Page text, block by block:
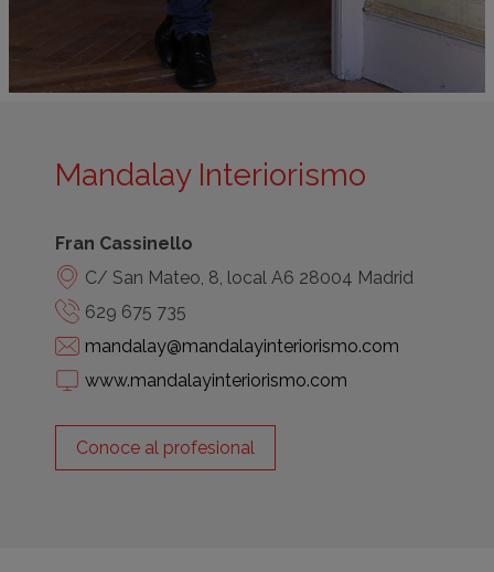
Mandalay Interiorismo
Fran Cassinello
C/ San Mateo, 8, local A6 28004 Madrid
629 675 735
mandalay@mandalayinteriorismo.com
www.mandalayinteriorismo.com
Conoce al profesional